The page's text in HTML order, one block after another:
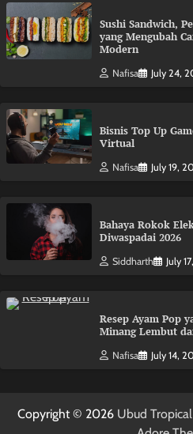
Sushi Sandwich,
yang Mengubah
Modern
Nafisa July 24,
Bisnis Top Up
Virtual
Nafisa July 19,
Bahaya Rokok
Diwaspadai 2026
Siddharth July
Resep Ayam Pop
Minang Lembut
Nafisa July 14,
Copyright © 2026 Ubud Tropical